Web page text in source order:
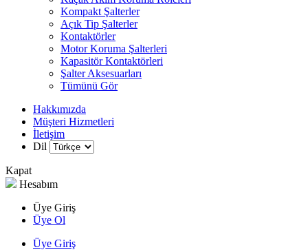
Kompakt Şalterler
Açık Tip Şalterler
Kontaktörler
Motor Koruma Şalterleri
Kapasitör Kontaktörleri
Şalter Aksesuarları
Tümünü Gör
Hakkımızda
Müşteri Hizmetleri
İletişim
Dil
Kapat
Hesabım
Üye Giriş
Üye Ol
Üye Giriş